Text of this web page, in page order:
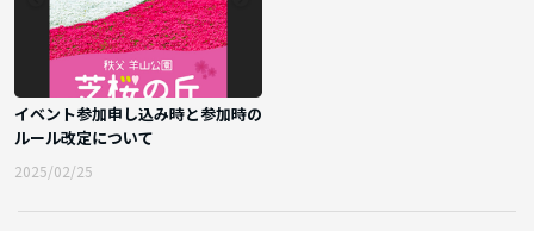
イベント参加申し込み時と参加時の
ルール改定について
2025/02/25